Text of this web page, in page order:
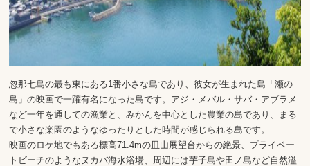
忽那七島の最も東にある1番小さな島であり、彼女が生まれた島「瀬の
島」の映画で一躍有名になった島です。アジ・メバル・サバ・アブラメ
など一年を通しての漁業と、みかんを中心とした農業の島であり、まる
で小さな楽園のようなゆったりとした時間が感じられる島です。
映画のロケ地でもある標高71.4mの皿山展望台からの絶景、プライベー
トビーチのようなヌカバ海水浴場、周辺には芋子島や田ノ島など自然溢